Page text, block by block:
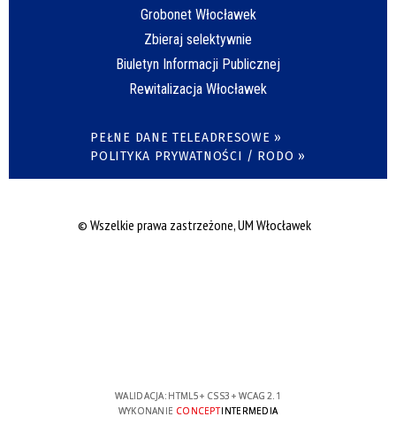
Grobonet Włocławek
Zbieraj selektywnie
Biuletyn Informacji Publicznej
Rewitalizacja Włocławek
PEŁNE DANE TELEADRESOWE »
POLITYKA PRYWATNOŚCI / RODO »
© Wszelkie prawa zastrzeżone, UM Włocławek
WALIDACJA: HTML5+ CSS3 + WCAG 2.1
WYKONANIE CONCEPTINTERMEDIA